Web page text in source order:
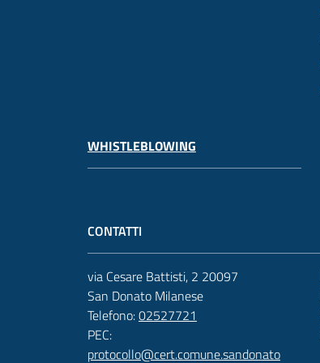
WHISTLEBLOWING
CONTATTI
via Cesare Battisti, 2 20097
San Donato Milanese
Telefono:02527721
PEC:
protocollo@cert.comune.sandonato